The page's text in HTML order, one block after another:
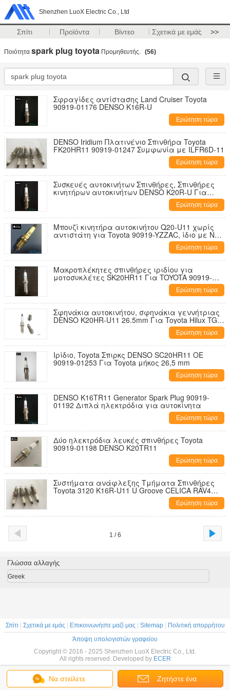
Shenzhen LuoX Electric Co., Ltd
Σπίτι Προϊόντα Βίντεο Σχετικά με εμάς >>
Ποιότητα spark plug toyota Προμηθευτής. (56)
Σφραγίδες αντίστασης Land Cruiser Toyota
90919-01176 DENSO K16R-U
Ερώτηση τώρα
DENSO Iridium Πλατινένιο Σπινθήρα Toyota
FK20HR11 90919-01247 Συμφωνία με ILFR6D-11
Ερώτηση τώρα
Συσκευές αυτοκινήτων Σπινθήρες, Σπινθήρες
κινητήρων αυτοκινήτων DENSO K20R-U Για
Ερώτηση τώρα
Μπουζί κινητήρα αυτοκινήτου Q20-U11 χωρίς
αντιστάτη για Toyota 90919-YZZAC, ίδιο με NGK
Ερώτηση τώρα
Μακροπλέκητες σπινθήρες ιριδίου για
μοτοσυκλέτες SK20HR11 Για TOYOTA 90919-
Ερώτηση τώρα
Σφηνάκια αυτοκινήτου, σφηνάκια γεννήτριας
DENSO K20HR-U11 26.5mm Για Toyota Hilux TGN
Ερώτηση τώρα
Ιρίδιο, Toyota Σπιρκς DENSO SC20HR11 OE
90919-01253 Για Toyota μήκος 26,5 mm
Ερώτηση τώρα
DENSO K16TR11 Generator Spark Plug 90919-
01192 Διπλά ηλεκτρόδια για αυτοκίνητα
Ερώτηση τώρα
Δύο ηλεκτρόδια λευκές σπινθήρες Toyota
90919-01198 DENSO K20TR11
Ερώτηση τώρα
Συστήματα ανάφλεξης Τμήματα Σπινθήρες
Toyota 3120 K16R-U11 U Groove CELICA RAV4
Ερώτηση τώρα
1 / 6
Να στείλετε Ζητήστε ένα
Γλώσσα αλλαγής
Greek
Σπίτι Σχετικά με εμάς Επικοινωνήστε μαζί μας Sitemap|
Πολιτική απορρήτου
Άποψη υπολογιστών γραφείου
Copyright © 2016 - 2025 Shenzhen LuoX Electric Co., Ltd.
All rights reserved. Developed by ECER